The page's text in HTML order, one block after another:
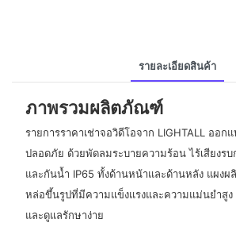
รายละเอียดสินค้า
ภาพรวมผลิตภัณฑ์
รายการราคาเช่าจอวิดีโอจาก LIGHTALL ออก
ปลอดภัย ด้วยพัดลมระบายความร้อน ไร้เสียงร
และกันน้ำ IP65 ทั้งด้านหน้าและด้านหลัง แผงผ
หล่อขึ้นรูปที่มีความแข็งแรงและความแม่นยำสู
และดูแลรักษาง่าย